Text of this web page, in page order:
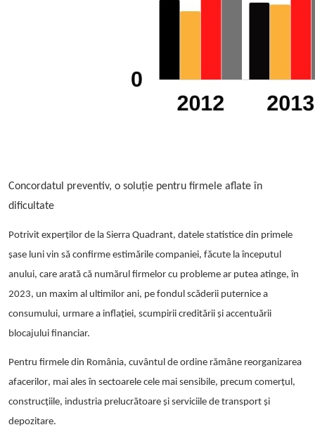
Concordatul preventiv, o soluție pentru firmele aflate în
dificultate
Potrivit experților de la Sierra Quadrant, datele statistice din primele
șase luni vin să confirme estimările companiei, făcute la începutul
anului, care arată că numărul firmelor cu probleme ar putea atinge, în
2023, un maxim al ultimilor ani, pe fondul scăderii puternice a
consumului, urmare a inflației, scumpirii creditării și accentuării
blocajului financiar.
Pentru firmele din România, cuvântul de ordine rămâne reorganizarea
afacerilor, mai ales în sectoarele cele mai sensibile, precum comerțul,
construcțiile, industria prelucrătoare și serviciile de transport și
depozitare.